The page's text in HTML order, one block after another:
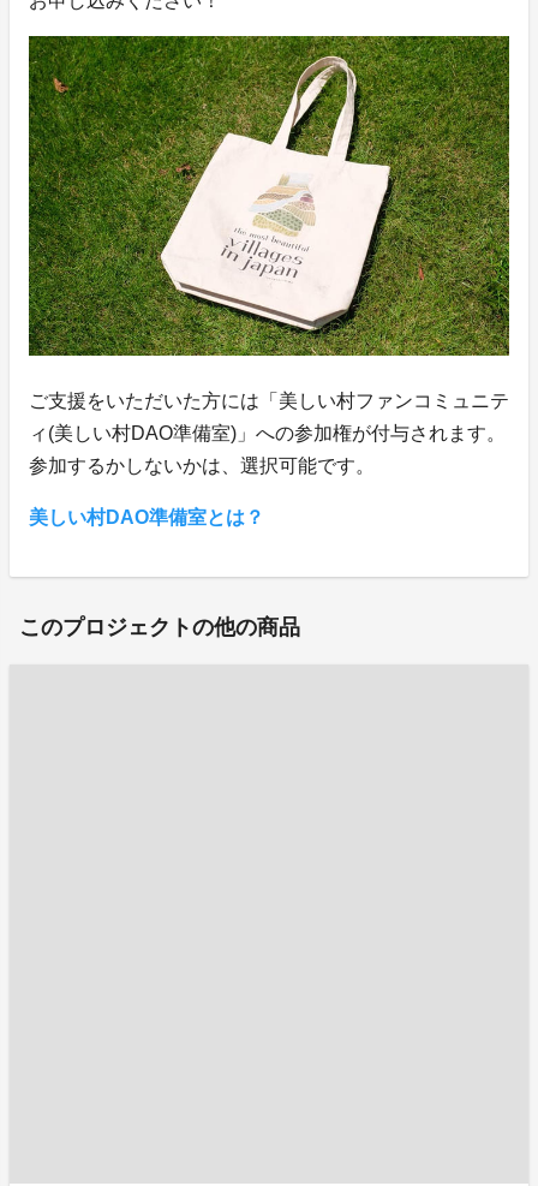
ご支援をいただいた方には「美しい村ファンコミュニテ
ィ(美しい村DAO準備室)」への参加権が付与されます。
参加するかしないかは、選択可能です。
美しい村DAO準備室とは？
このプロジェクトの他の商品